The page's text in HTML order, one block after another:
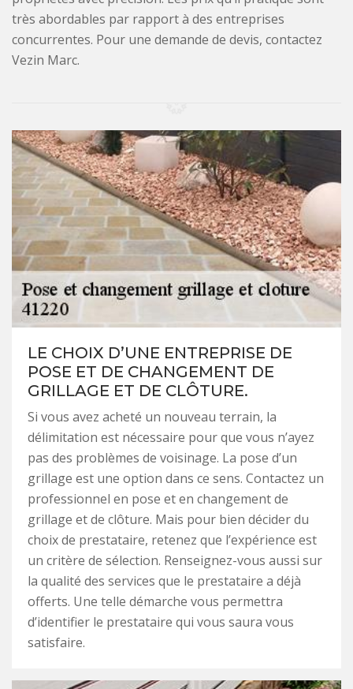
très abordables par rapport à des entreprises
concurrentes. Pour une demande de devis, contactez
Vezin Marc.
LE CHOIX D’UNE ENTREPRISE DE
POSE ET DE CHANGEMENT DE
GRILLAGE ET DE CLÔTURE.
Si vous avez acheté un nouveau terrain, la
délimitation est nécessaire pour que vous n’ayez
pas des problèmes de voisinage. La pose d’un
grillage est une option dans ce sens. Contactez un
professionnel en pose et en changement de
grillage et de clôture. Mais pour bien décider du
choix de prestataire, retenez que l’expérience est
un critère de sélection. Renseignez-vous aussi sur
la qualité des services que le prestataire a déjà
offerts. Une telle démarche vous permettra
d’identifier le prestataire qui vous saura vous
satisfaire.